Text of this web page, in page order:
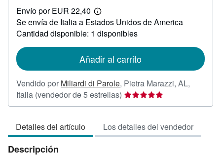
37,04
Envío por EUR 22,40
Más
información
sobre
las
envío
Se envía de Italia a Estados Unidos de America
Cantidad disponible: 1 disponibles
Añadir al carrito
Vendido por Miliardi di Parole, Pietra Marazzi, AL,
Italia (vendedor de 5 estrellas) Calificación
del
5
de
Detalles del artículo Los detalles del vendedor
Descripción